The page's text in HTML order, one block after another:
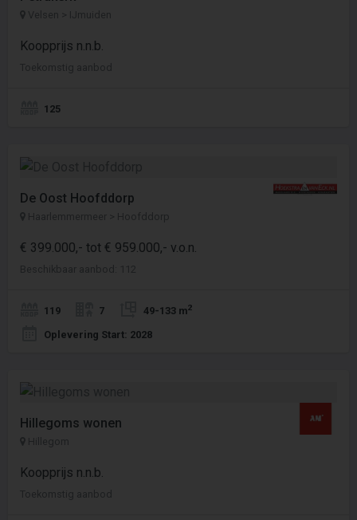
Velsen > IJmuiden
Koopprijs n.n.b.
Toekomstig aanbod
125
De Oost Hoofddorp
Haarlemmermeer > Hoofddorp
€ 399.000,- tot € 959.000,- v.o.n.
Beschikbaar aanbod: 112
119 7 49-133 m2
Oplevering Start: 2028
Hillegoms wonen
Hillegom
Koopprijs n.n.b.
Toekomstig aanbod